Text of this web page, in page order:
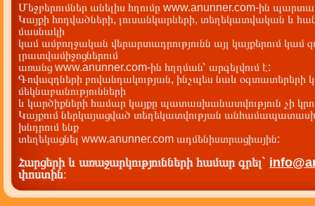
Մեջբերումներ անելիս հղումը www.anunner.com-ին
Կայքի հոդվածների, լուսանկարների, տեղեկատվական և
մասնակի
կամ ամբողջական վերարտադրությունն այլ կայքերում կամ
լրատվամիջոցներում
առանց www.anunner.com-ին հղղման՝ արգելվում է:
Գովազդների բովանդակության, ինչպես նաև օգտատերերի
մեկնաբանությունների
և կարծիքների համար կայքը պատասխանատվություն չի
Կայքում ներկայացված տեղեկատվության
խնդրում ենք
տեղեկացնել www.anunner.com ադմենիստրացիային:
Հարցերի և առաջարկությունների համար գրել`
փոստին: